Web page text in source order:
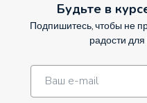
Будьте в
Подпишитесь, чтобы не
радости